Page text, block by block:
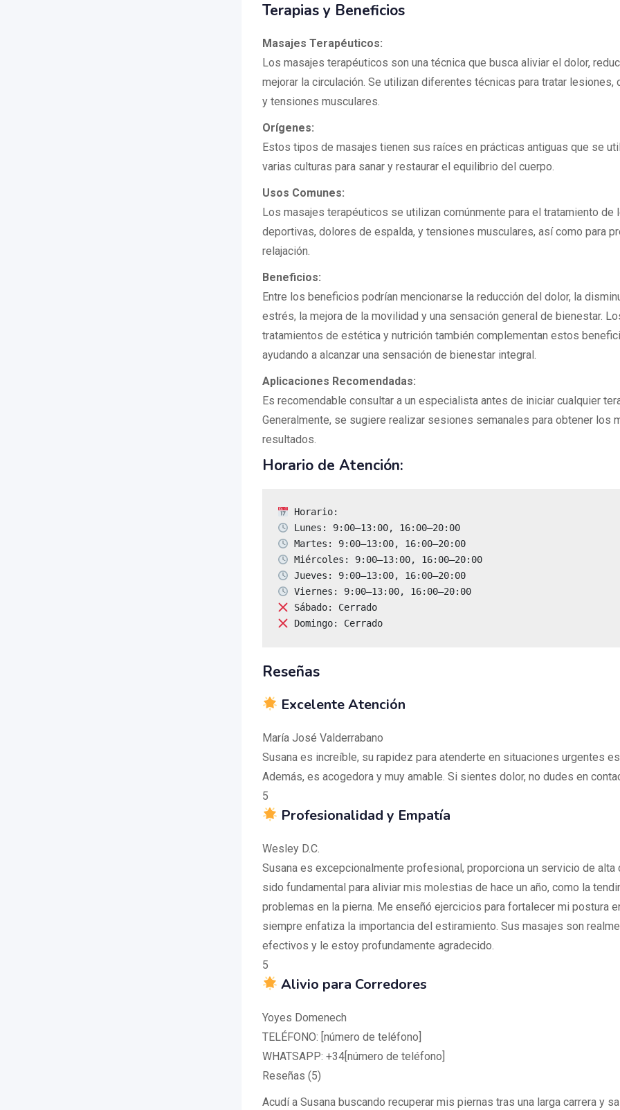
Terapias y Beneficios
Masajes Terapéuticos:
Los masajes terapéuticos son una técnica que busca aliviar el dolor,
mejorar la circulación. Se utilizan diferentes técnicas para tratar lesiones,
y tensiones musculares.
Orígenes:
Estos tipos de masajes tienen sus raíces en prácticas antiguas que se
varias culturas para sanar y restaurar el equilibrio del cuerpo.
Usos Comunes:
Los masajes terapéuticos se utilizan comúnmente para el tratamiento de
deportivas, dolores de espalda, y tensiones musculares, así como para
relajación.
Beneficios:
Entre los beneficios podrían mencionarse la reducción del dolor, la
estrés, la mejora de la movilidad y una sensación general de bienestar.
tratamientos de estética y nutrición también complementan estos
ayudando a alcanzar una sensación de bienestar integral.
Aplicaciones Recomendadas:
Es recomendable consultar a un especialista antes de iniciar cualquier
Generalmente, se sugiere realizar sesiones semanales para obtener los
resultados.
Horario de Atención:
Lunes: 9:00–13:00, 16:00–20:00
Martes: 9:00–13:00, 16:00–20:00
Miércoles: 9:00–13:00, 16:00–20:00
Jueves: 9:00–13:00, 16:00–20:00
Viernes: 9:00–13:00, 16:00–20:00
Sábado: Cerrado
Domingo: Cerrado
Reseñas
Excelente Atención
María José Valderrabano
Susana es increíble, su rapidez para atenderte en situaciones urgentes
Además, es acogedora y muy amable. Si sientes dolor, no dudes en
5
Profesionalidad y Empatía
Wesley D.C.
Susana es excepcionalmente profesional, proporciona un servicio de alta
sido fundamental para aliviar mis molestias de hace un año, como la
problemas en la pierna. Me enseñó ejercicios para fortalecer mi postura
siempre enfatiza la importancia del estiramiento. Sus masajes son
efectivos y le estoy profundamente agradecido.
5
Alivio para Corredores
Yoyes Domenech
TELÉFONO: [número de teléfono]
WHATSAPP: +34[número de teléfono]
Reseñas (5)
Acudí a Susana buscando recuperar mis piernas tras una larga carrera y